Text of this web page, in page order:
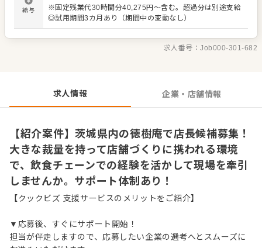
現場と本部の距離が近いため、改善提案もスムーズに通る
環境です。 ＜おすすめポイント＞ 充実したサポート体制の
ャーによる定期的なフォローがあるため、一人で悩みを抱
え込む心配はありません。本部との距離も近く風通しが良
給与
※固定残業代30時間分40,275円～含む。超過分は別途支給
◎試用期間3カ月あり（期間中の変動なし）
求人番号：Job000-301-682
求人情報 企業・店舗情報
【紹介案件】茨城県内の徳樹庵で店長候補募集！
大きな裁量を持って店舗づくりに携われる環境
で、飲食チェーンでの経験を活かして現場を牽引
しませんか。サポート体制あり！
【クックビズ 支援サービスのメリットをご紹介】
▼応募後、すぐにサポート開始！
担当が伴走しますので、応募したい企業の選考へとスムーズに